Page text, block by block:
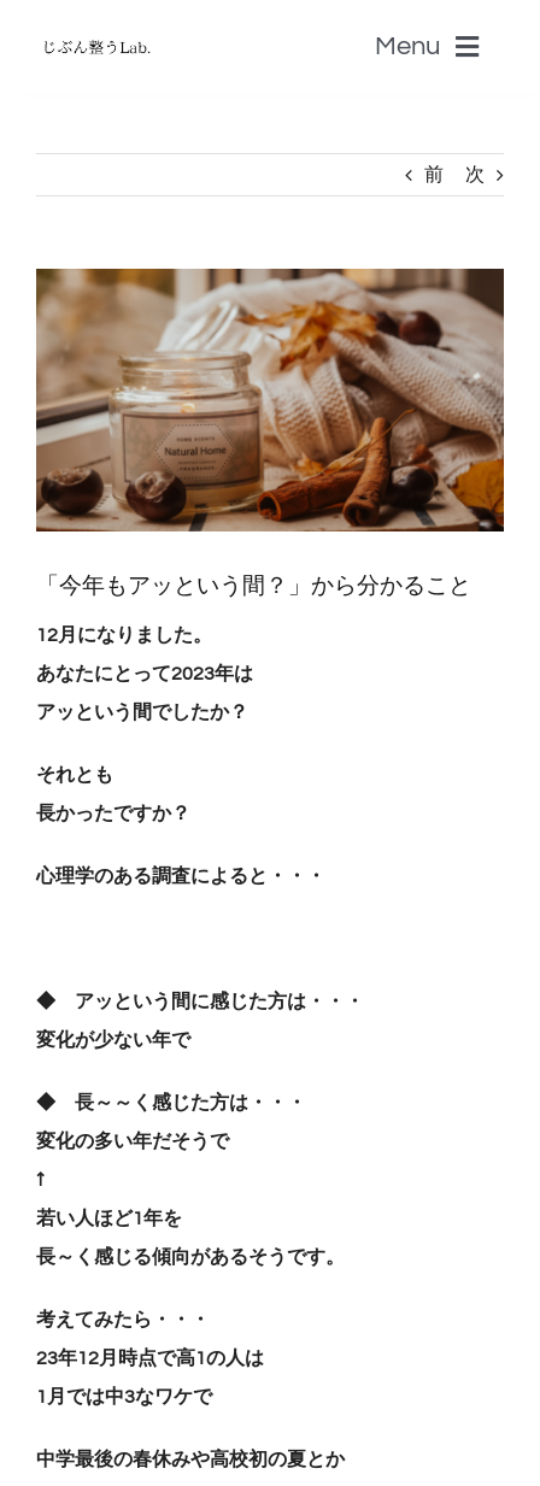
Menu
書籍
認定セラピストSALON
脳科学「自分のトリセツ」S-BRAIN
癒しのツール on-lineショップ
Restricted content
前 次
View
Larger
Image
「今年もアッという間？」から分かること
12月になりました。
あなたにとって2023年は
アッという間でしたか？
それとも
長かったですか？
心理学のある調査によると・・・
◆ アッという間に感じた方は・・・
変化が少ない年で
◆ 長～～く感じた方は・・・
変化の多い年だそうで
↑
若い人ほど1年を
長～く感じる傾向があるそうです。
考えてみたら・・・
23年12月時点で高1の人は
1月では中3なワケで
中学最後の春休みや高校初の夏とか